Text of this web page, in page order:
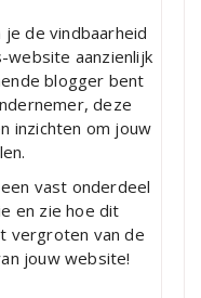
je de vindbaarheid
aanzienlijk
blogger bent
deze
inzichten om jouw
vast onderdeel
en zie hoe dit
vergroten van de
jouw website!